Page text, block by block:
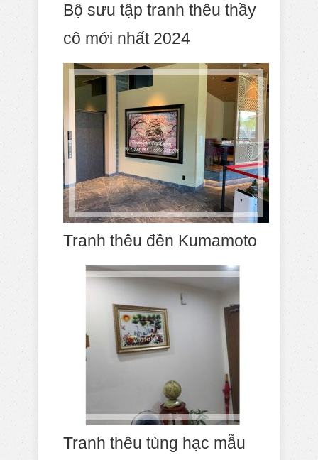
Bộ sưu tập tranh thêu thầy
cô mới nhất 2024
Tranh thêu đền Kumamoto
Tranh thêu tùng hạc mẫu